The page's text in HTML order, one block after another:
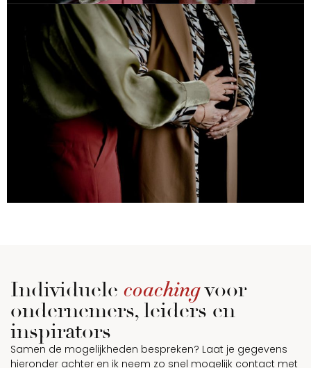
Individuele coachingvoor
ondernemers, leiders en
inspirators
Samen de mogelijkheden bespreken? Laat je gegevens
hieronder achter en ik neem zo snel mogelijk contact met